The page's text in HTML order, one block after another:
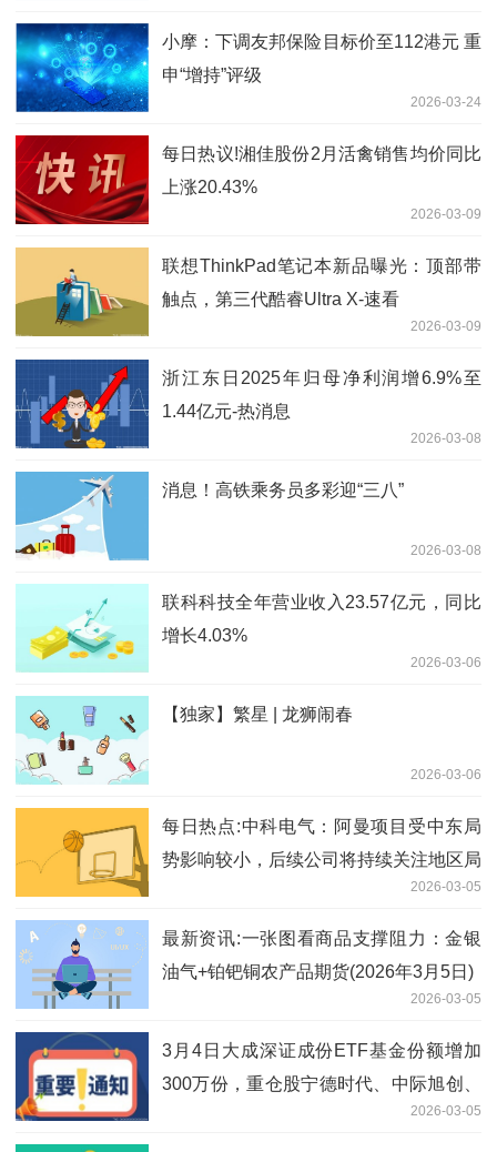
小摩：下调友邦保险目标价至112港元 重
申“增持”评级
2026-03-24
每日热议!湘佳股份2月活禽销售均价同比
上涨20.43%
2026-03-09
联想ThinkPad笔记本新品曝光：顶部带
触点，第三代酷睿Ultra X-速看
2026-03-09
浙江东日2025年归母净利润增6.9%至
1.44亿元-热消息
2026-03-08
消息！高铁乘务员多彩迎“三八”
2026-03-08
联科科技全年营业收入23.57亿元，同比
增长4.03%
2026-03-06
【独家】繁星 | 龙狮闹春
2026-03-06
每日热点:中科电气：阿曼项目受中东局
势影响较小，后续公司将持续关注地区局
2026-03-05
最新资讯:一张图看商品支撑阻力：金银
油气+铂钯铜农产品期货(2026年3月5日)
2026-03-05
3月4日大成深证成份ETF基金份额增加
300万份，重仓股宁德时代、中际旭创、
2026-03-05